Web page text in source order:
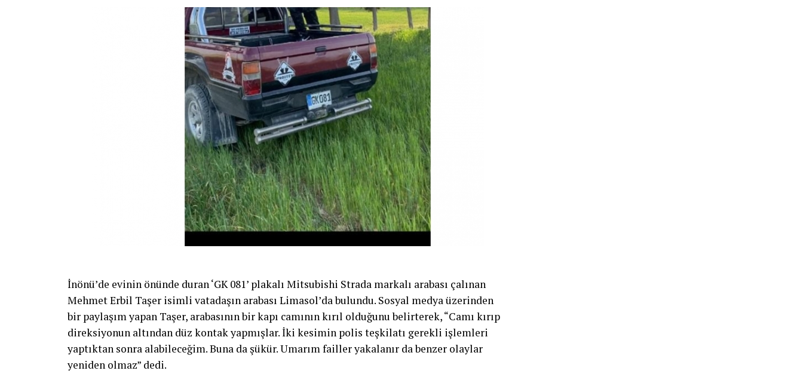
İnönü’de evinin önünde duran ‘GK 081’ plakalı Mitsubishi Strada markalı arabası çalınan
Mehmet Erbil Taşer isimli vatadaşın arabası Limasol’da bulundu. Sosyal medya üzerinden
bir paylaşım yapan Taşer, arabasının bir kapı camının kırıl olduğunu belirterek, “Camı kırıp
direksiyonun altından düz kontak yapmışlar. İki kesimin polis teşkilatı gerekli işlemleri
yaptıktan sonra alabileceğim. Buna da şükür. Umarım failler yakalanır da benzer olaylar
yeniden olmaz” dedi.